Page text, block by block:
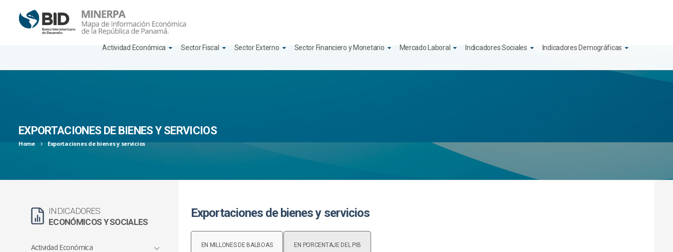
n
Actividad Económica Sector Fiscal Sector Externo Sector Financiero y Monetario Mercado Laboral Indicadores Sociales Indicadores Demográficas
EXPORTACIONES DE BIENES Y SERVICIOS
Home Exportaciones de bienes y servicios
INDICADORES
ECONÓMICOS Y SOCIALES
Actividad Económica
Exportaciones de bienes y servicios
EN MILLONES DE BALBOAS EN PORCENTAJE DEL PIB